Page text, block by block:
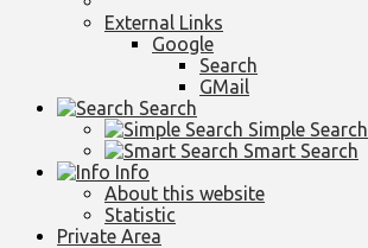
External Links
Google
Search
GMail
Search
Simple Search
Smart Search
Info
About this website
Statistic
Private Area